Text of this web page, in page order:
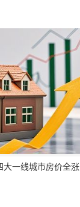
大一线城市房价全涨